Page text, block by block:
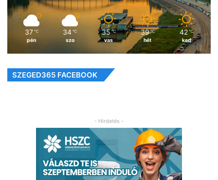
37 ℃
pén
34 ℃
szo
35 ℃
vas
39 ℃
hét
42 ℃
ked
SZEGED365 FACEBOOK
- Hirdetés -